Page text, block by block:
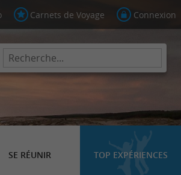
Carnets de Voyage Connexion
SE RÉUNIR TOP EXPÉRIENCES